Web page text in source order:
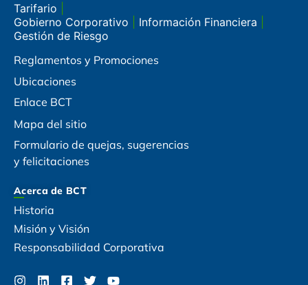
Tarifario
Gobierno Corporativo
Información Financiera
Gestión de Riesgo
Reglamentos y Promociones
Ubicaciones
Enlace BCT
Mapa del sitio
Formulario de quejas, sugerencias
y felicitaciones
Acerca de BCT
Historia
Misión y Visión
Responsabilidad Corporativa